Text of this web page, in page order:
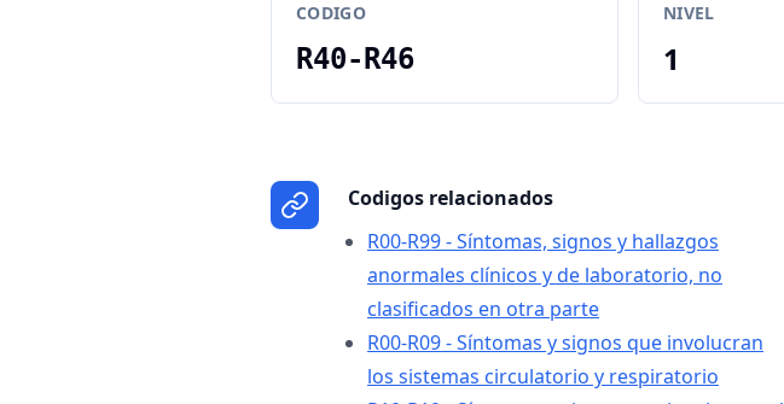
CODIGO
R40-R46
NIVEL
1
Codigos relacionados
R00-R99 - Síntomas, signos y hallazgos
anormales clínicos y de laboratorio, no
clasificados en otra parte
R00-R09 - Síntomas y signos que involucran
los sistemas circulatorio y respiratorio